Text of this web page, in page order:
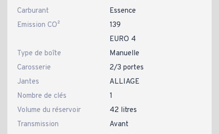
Carburant
Essence
Emission CO²
139
EURO 4
Type de boîte
Manuelle
Carosserie
2/3 portes
Jantes
ALLIAGE
Nombre de clés
1
Volume du réservoir
42 litres
Transmission
Avant